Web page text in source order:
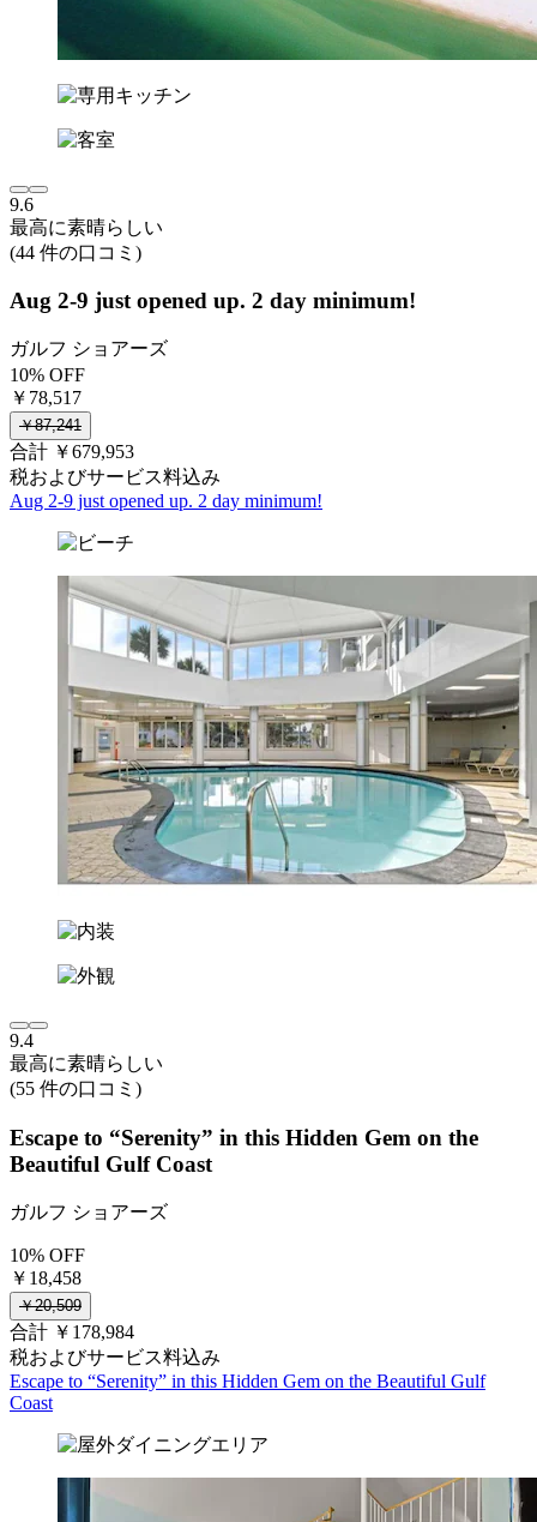
9.6
最高に素晴らしい
(44 件の口コミ)
Aug 2-9 just opened up. 2 day minimum!
ガルフ ショアーズ
10% OFF
￥78,517
￥87,241
合計 ￥679,953
税およびサービス料込み
Aug 2-9 just opened up. 2 day minimum!
9.4
最高に素晴らしい
(55 件の口コミ)
Escape to “Serenity” in this Hidden Gem on the
Beautiful Gulf Coast
ガルフ ショアーズ
10% OFF
￥18,458
￥20,509
合計 ￥178,984
税およびサービス料込み
Escape to “Serenity” in this Hidden Gem on the Beautiful Gulf
Coast